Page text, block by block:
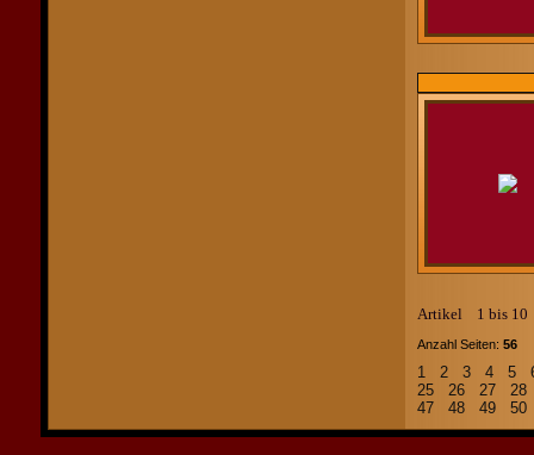
Artikel 1 bis
Anzahl Seiten: 56
1 2 3 4 5
25
26 27
47
48 49